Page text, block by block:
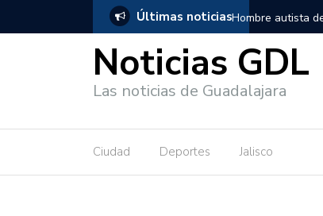
Últimas noticias
Guadalajara, salió de los separos sin lesiones graves
Noticias GDL
Las noticias de Guadalajara
Ciudad Deportes Jalisco